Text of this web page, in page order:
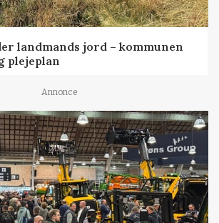
landmands jord – kommunen
plejeplan
Annonce